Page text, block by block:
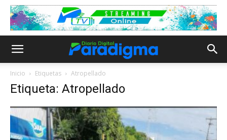
Inicio Etiquetas Atropellado
Etiqueta: Atropellado